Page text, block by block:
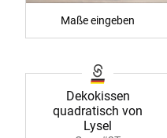
Maße eingeben
Dekokissen
quadratisch von
Lysel